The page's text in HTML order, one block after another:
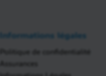
Informations légales
Politique de confidentialité
Assurances